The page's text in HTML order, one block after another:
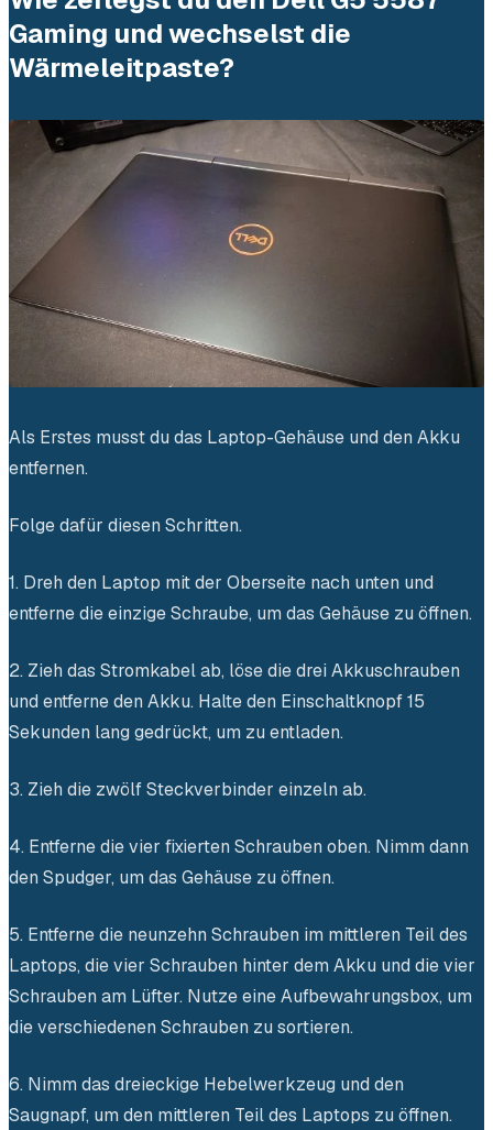
Gaming und wechselst die
Wärmeleitpaste?
Als Erstes musst du das Laptop-Gehäuse und den Akku
entfernen.
Folge dafür diesen Schritten.
1. Dreh den Laptop mit der Oberseite nach unten und
entferne die einzige Schraube, um das Gehäuse zu öffnen.
2. Zieh das Stromkabel ab, löse die drei Akkuschrauben
und entferne den Akku. Halte den Einschaltknopf 15
Sekunden lang gedrückt, um zu entladen.
3. Zieh die zwölf Steckverbinder einzeln ab.
4. Entferne die vier fixierten Schrauben oben. Nimm dann
den Spudger, um das Gehäuse zu öffnen.
5. Entferne die neunzehn Schrauben im mittleren Teil des
Laptops, die vier Schrauben hinter dem Akku und die vier
Schrauben am Lüfter. Nutze eine Aufbewahrungsbox, um
die verschiedenen Schrauben zu sortieren.
6. Nimm das dreieckige Hebelwerkzeug und den
Saugnapf, um den mittleren Teil des Laptops zu öffnen.